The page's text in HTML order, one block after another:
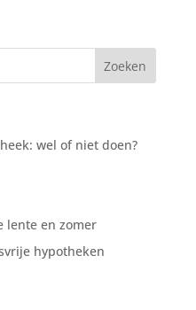
wel of niet doen?
lente en zomer
hypotheken